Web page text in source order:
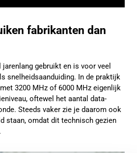
fabrikanten dan
gebruikt en is voor veel
snelheidsaanduiding. In de praktijk
3200 MHz of 6000 MHz eigenlijk
oftewel het aantal data-
Steeds vaker zie je daarom ook
staan, omdat dit technisch gezien